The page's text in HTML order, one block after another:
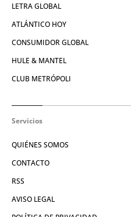
LETRA GLOBAL
ATLÁNTICO HOY
CONSUMIDOR GLOBAL
HULE & MANTEL
CLUB METRÓPOLI
Servicios
QUIÉNES SOMOS
CONTACTO
RSS
AVISO LEGAL